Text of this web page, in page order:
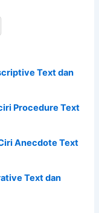
Text dan
Procedure Text
Anecdote Text
Text dan